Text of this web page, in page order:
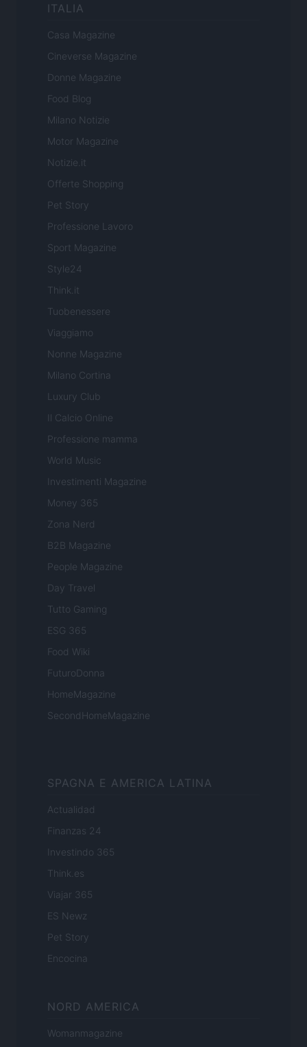
ITALIA
Casa Magazine
Cineverse Magazine
Donne Magazine
Food Blog
Milano Notizie
Motor Magazine
Notizie.it
Offerte Shopping
Pet Story
Professione Lavoro
Sport Magazine
Style24
Think.it
Tuobenessere
Viaggiamo
Nonne Magazine
Milano Cortina
Luxury Club
Il Calcio Online
Professione mamma
World Music
Investimenti Magazine
Money 365
Zona Nerd
B2B Magazine
People Magazine
Day Travel
Tutto Gaming
ESG 365
Food Wiki
FuturoDonna
HomeMagazine
SecondHomeMagazine
SPAGNA E AMERICA LATINA
Actualidad
Finanzas 24
Investindo 365
Think.es
Viajar 365
ES Newz
Pet Story
Encocina
NORD AMERICA
Womanmagazine